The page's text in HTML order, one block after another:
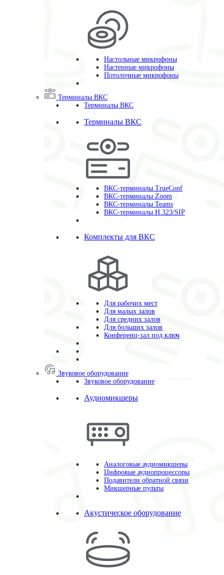
Настольные микрофоны
Настенные микрофоны
Потолочные микрофоны
Терминалы ВКС
Терминалы ВКС
Терминалы ВКС
ВКС-терминалы TrueConf
ВКС-терминалы Zoom
ВКС-терминалы Teams
ВКС-терминалы H.323/SIP
Комплекты для ВКС
Для рабочих мест
Для малых залов
Для средних залов
Для больших залов
Конференц-зал под ключ
Звуковое оборудование
Звуковое оборудование
Аудиомикшеры
Аналоговые аудиомикшеры
Цифровые аудиопроцессоры
Подавители обратной связи
Микшерные пульты
Акустическое оборудование